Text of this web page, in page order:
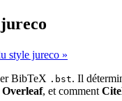
jureco
style jureco »
BibTeX .bst. Il
Overleaf, et comment